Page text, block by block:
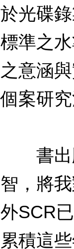
於光碟
標準之
之意涵
個案研
書出版
智，將
外SCR
累積這